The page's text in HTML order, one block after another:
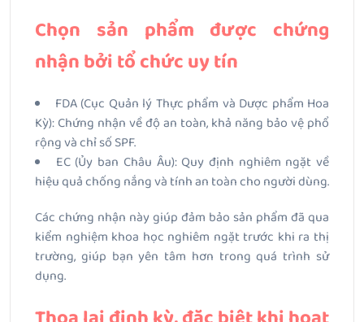
Chọn sản phẩm được chứng
nhận bởi tổ chức uy tín
FDA (Cục Quản lý Thực phẩm và Dược phẩm Hoa
Kỳ): Chứng nhận về độ an toàn, khả năng bảo vệ phổ
rộng và chỉ số SPF.
EC (Ủy ban Châu Âu): Quy định nghiêm ngặt về
hiệu quả chống nắng và tính an toàn cho người dùng.
Các chứng nhận này giúp đảm bảo sản phẩm đã qua
kiểm nghiệm khoa học nghiêm ngặt trước khi ra thị
trường, giúp bạn yên tâm hơn trong quá trình sử
dụng.